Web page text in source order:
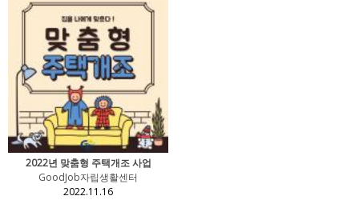
2022년 맞춤형 주택개조 사업
GoodJob자립생활센터
2022.11.16